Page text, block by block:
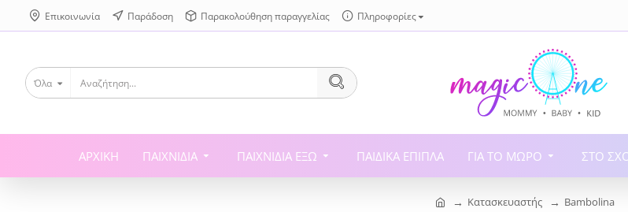
Επικοινωνία Παράδοση Παρακολούθηση παραγγελίας Πληροφορίες
Όλα
ΑΡΧΙΚΉ ΠΑΙΧΝΊΔΙΑ ΠΑΙΧΝΊΔΙΑ ΈΞΩ ΠΑΙΔΙΚΆ ΈΠΙΠΛΑ ΓΙΑ ΤΟ ΜΩΡΌ ΣΤΟ
Κατασκευαστής Bambolina